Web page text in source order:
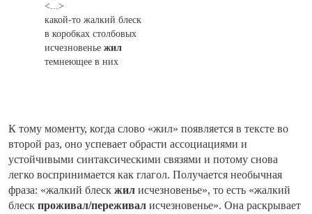
<...>
какой-то жалкий блеск
в коробках столбовых
исчезновенье жил
темнеющее в них
К тому моменту, когда слово «жил» появляется в тексте во
второй раз, оно успевает обрасти ассоциациями и
устойчивыми синтаксическими связями и потому снова
легко воспринимается как глагол. Получается необычная
фраза: «жалкий блеск жил исчезновенье», то есть «жалкий
блеск проживал/переживал исчезновенье». Она раскрывает